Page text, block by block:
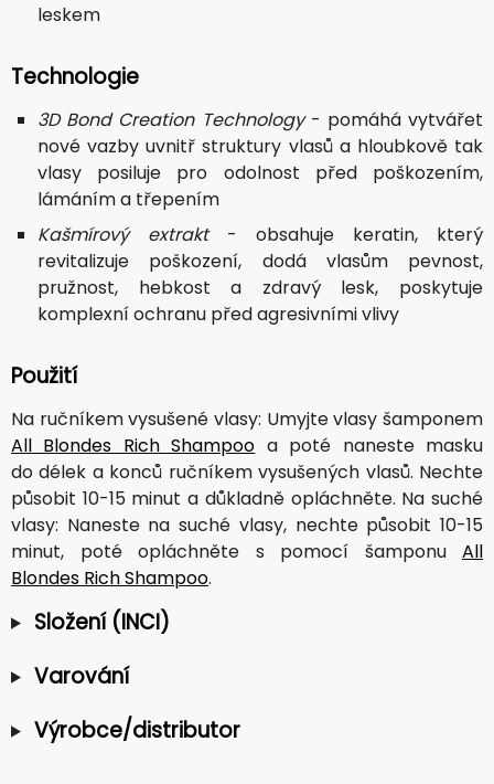
leskem
Technologie
3D Bond Creation Technology- pomáhá vytvářet
nové vazby uvnitř struktury vlasů a hloubkově tak
vlasy posiluje pro odolnost před poškozením,
lámáním a třepením
Kašmírový extrakt- obsahuje keratin, který
revitalizuje poškození, dodá vlasům pevnost,
pružnost, hebkost a zdravý lesk, poskytuje
komplexní ochranu před agresivními vlivy
Použití
Na ručníkem vysušené vlasy: Umyjte vlasy šamponem
All Blondes Rich Shampoo a poté naneste masku
do délek a konců ručníkem vysušených vlasů. Nechte
působit 10-15 minut a důkladně opláchněte. Na suché
vlasy: Naneste na suché vlasy, nechte působit 10-15
minut, poté opláchněte s pomocí šamponu All
Blondes Rich Shampoo.
Složení (INCI)
Varování
Výrobce/distributor